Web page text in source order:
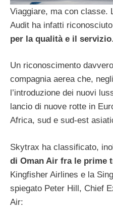
Viaggiare, ma con classe.
Audit ha infatti
per la qualità e il servizio.
Un riconoscimento
compagnia aerea che,
l’introduzione dei nuovi
lancio di nuove rotte in
Africa, sud e sud-est
Skytrax ha classificato,
di Oman Air fra le prime
Kingfisher Airlines e la
spiegato Peter Hill, Chief
Air: